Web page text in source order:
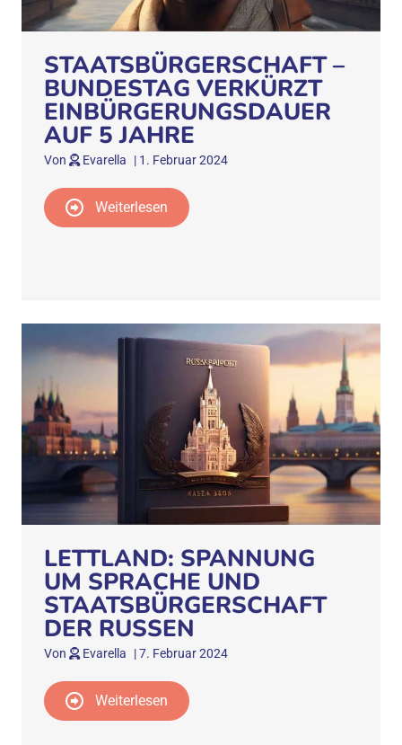
STAATSBÜRGERSCHAFT –
BUNDESTAG VERKÜRZT
EINBÜRGERUNGSDAUER
AUF 5 JAHRE
Von Evarella | 1. Februar 2024
Weiterlesen
LETTLAND: SPANNUNG
UM SPRACHE UND
STAATSBÜRGERSCHAFT
DER RUSSEN
Von Evarella |7. Februar 2024
Weiterlesen